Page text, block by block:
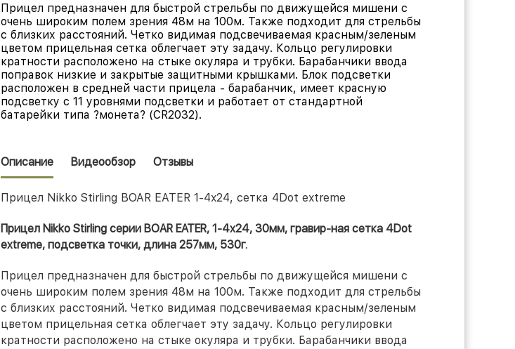
Прицел предназначен для быстрой стрельбы по движущейся мишени с
очень широким полем зрения 48м на 100м. Также подходит для стрельбы
с близких расстояний. Четко видимая подсвечиваемая красным/зеленым
цветом прицельная сетка облегчает эту задачу. Кольцо регулировки
кратности расположено на стыке окуляра и трубки. Барабанчики ввода
поправок низкие и закрытые защитными крышками. Блок подсветки
расположен в средней части прицела - барабанчик, имеет красную
подсветку с 11 уровнями подсветки и работает от стандартной
батарейки типа ?монета? (CR2032).
Описание Видеообзор Отзывы
Прицел Nikko Stirling BOAR EATER 1-4x24, сетка 4Dot extreme
Прицел Nikko Stirling серии BOAR EATER, 1-4x24, 30мм, гравир-ная сетка 4Dot
extreme, подсветка точки, длина 257мм, 530г.
Прицел предназначен для быстрой стрельбы по движущейся мишени с
очень широким полем зрения 48м на 100м. Также подходит для стрельбы
с близких расстояний. Четко видимая подсвечиваемая красным/зеленым
цветом прицельная сетка облегчает эту задачу. Кольцо регулировки
кратности расположено на стыке окуляра и трубки. Барабанчики ввода